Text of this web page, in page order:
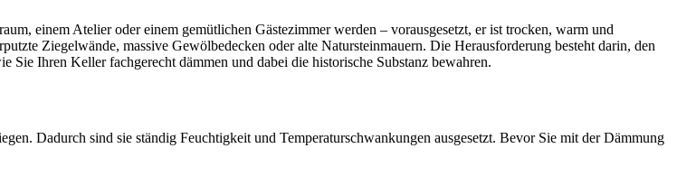
einem Atelier oder einem gemütlichen Gästezimmer werden – vorausgesetzt, er ist trocken, warm und
Ziegelwände, massive Gewölbedecken oder alte Natursteinmauern. Die Herausforderung besteht darin, den
Ihren Keller fachgerecht dämmen und dabei die historische Substanz bewahren.
Dadurch sind sie ständig Feuchtigkeit und Temperaturschwankungen ausgesetzt. Bevor Sie mit der Dämmung